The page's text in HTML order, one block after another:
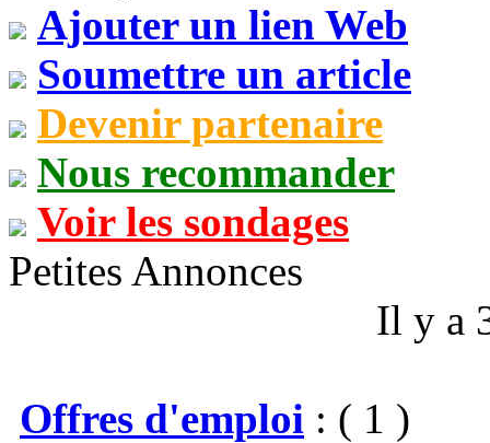
Ajouter un lien Web
Soumettre un article
Devenir partenaire
Nous recommander
Voir les sondages
Petites Annonces
Il y a
Offres d'emploi : ( 1 )